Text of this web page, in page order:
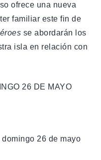
ofrece una nueva
familiar este fin de
se abordarán los
isla en relación con
26 DE MAYO
26 de mayo